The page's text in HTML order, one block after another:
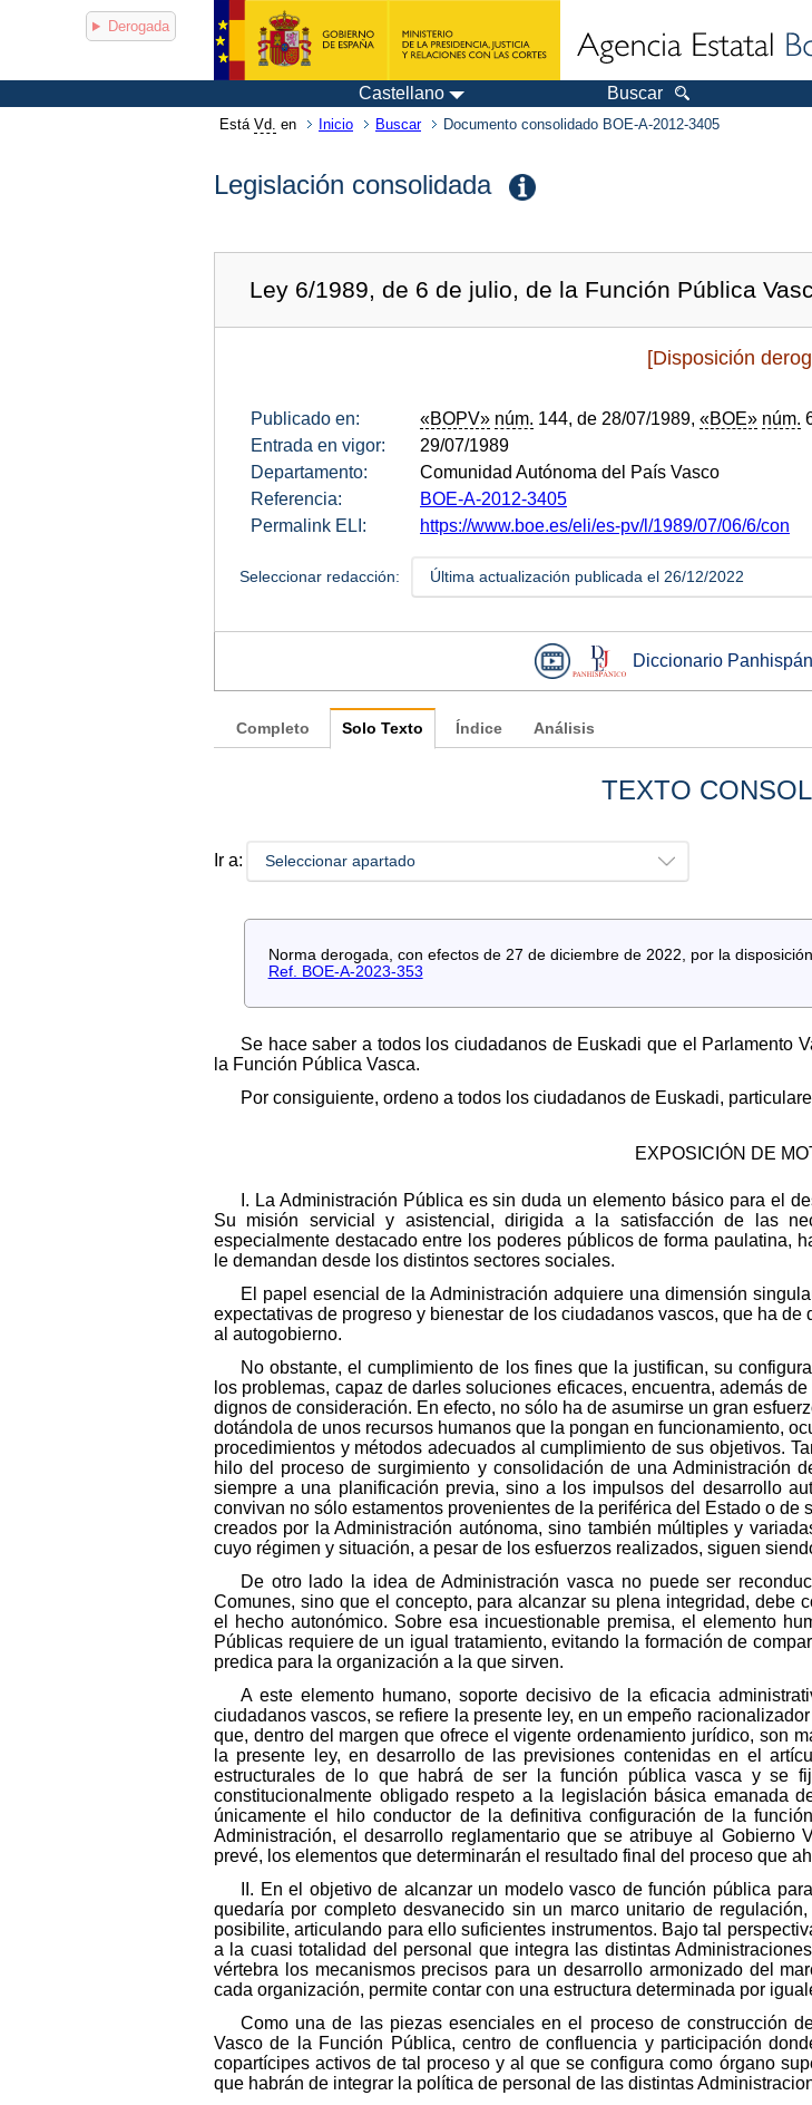
Castellano Buscar
Está Vd. en Inicio Buscar Documento consolidado BOE-A-2012-3405
Legislación consolidada
Ley 6/1989, de 6 de julio, de la Función Pública
[Disposición
Publicado en: «BOPV» núm. 144, de 28/07/1989, «BOE» núm.
Entrada en vigor:
29/07/1989
Departamento:
Comunidad Autónoma del País Vasco
Referencia:
BOE-A-2012-3405
Permalink ELI:
https://www.boe.es/eli/es-pv/l/1989/07/06/6/con
Seleccionar redacción: Última actualización publicada el 26/12/2022
Diccionario
Completo Solo Texto Índice Análisis
Derogada
TEXTO
Ir a: Seleccionar apartado
Norma derogada, con efectos de 27 de diciembre de 2022, por la
Ref. BOE-A-2023-353
Se hace saber a todos los ciudadanos de Euskadi que el Parlamento
la Función Pública Vasca.
Por consiguiente, ordeno a todos los ciudadanos de Euskadi,
EXPOSICIÓN DE
I. La Administración Pública es sin duda un elemento básico para el
Su misión servicial y asistencial, dirigida a la satisfacción de las
especialmente destacado entre los poderes públicos de forma paulatina,
le demandan desde los distintos sectores sociales.
El papel esencial de la Administración adquiere una dimensión
expectativas de progreso y bienestar de los ciudadanos vascos, que ha
al autogobierno.
No obstante, el cumplimiento de los fines que la justifican, su
los problemas, capaz de darles soluciones eficaces, encuentra, además
dignos de consideración. En efecto, no sólo ha de asumirse un gran
dotándola de unos recursos humanos que la pongan en funcionamiento,
procedimientos y métodos adecuados al cumplimiento de sus objetivos.
hilo del proceso de surgimiento y consolidación de una Administración
siempre a una planificación previa, sino a los impulsos del desarrollo
convivan no sólo estamentos provenientes de la periférica del Estado o
creados por la Administración autónoma, sino también múltiples y
cuyo régimen y situación, a pesar de los esfuerzos realizados, siguen
De otro lado la idea de Administración vasca no puede ser
Comunes, sino que el concepto, para alcanzar su plena integridad, debe
el hecho autonómico. Sobre esa incuestionable premisa, el elemento
Públicas requiere de un igual tratamiento, evitando la formación de
predica para la organización a la que sirven.
A este elemento humano, soporte decisivo de la eficacia
ciudadanos vascos, se refiere la presente ley, en un empeño
que, dentro del margen que ofrece el vigente ordenamiento jurídico, son
la presente ley, en desarrollo de las previsiones contenidas en el
estructurales de lo que habrá de ser la función pública vasca y se
constitucionalmente obligado respeto a la legislación básica emanada
únicamente el hilo conductor de la definitiva configuración de la
Administración, el desarrollo reglamentario que se atribuye al
prevé, los elementos que determinarán el resultado final del proceso que
II. En el objetivo de alcanzar un modelo vasco de función pública
quedaría por completo desvanecido sin un marco unitario de
posibilite, articulando para ello suficientes instrumentos. Bajo tal
a la cuasi totalidad del personal que integra las distintas
vértebra los mecanismos precisos para un desarrollo armonizado del
cada organización, permite contar con una estructura determinada por
Como una de las piezas esenciales en el proceso de construcción
Vasco de la Función Pública, centro de confluencia y participación
copartícipes activos de tal proceso y al que se configura como órgano
que habrán de integrar la política de personal de las distintas